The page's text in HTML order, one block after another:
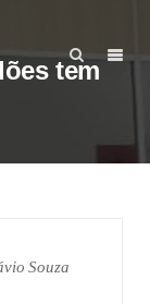
tem
Souza